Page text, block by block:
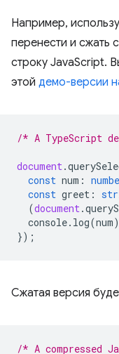
Например,
перенести и сжать
строку JavaScript.
этой демо-версии
/* A TypeScript
document.
const num :
const greet :
(document.
console. log(num
});
Сжатая версия
/* A compressed